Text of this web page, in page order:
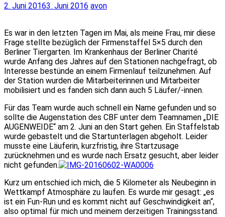
2. Juni 20163. Juni 2016 avon
Es war in den letzten Tagen im Mai, als meine Frau, mir diese
Frage stellte bezüglich der Firmenstaffel 5×5 durch den
Berliner Tiergarten. Im Krankenhaus der Berliner Charité
wurde Anfang des Jahres auf den Stationen nachgefragt, ob
Interesse bestünde an einem Firmenlauf teilzunehmen. Auf
der Station wurden die Mitarbeiterinnen und Mitarbeiter
mobilisiert und es fanden sich dann auch 5 Läufer/-innen.
Für das Team wurde auch schnell ein Name gefunden und so
sollte die Augenstation des CBF unter dem Teamnamen „DIE
AUGENWEIDE“ am 2. Juni an den Start gehen. Ein Staffelstab
wurde gebastelt und die Startunterlagen abgeholt. Leider
musste eine Läuferin, kurzfristig, ihre Startzusage
zurücknehmen und es wurde nach Ersatz gesucht, aber leider
nicht gefunden.
Kurz um entschied ich mich, die 5 Kilometer als Neubeginn in
Wettkampf Atmosphäre zu laufen. Es wurde mir gesagt: „es
ist ein Fun-Run und es kommt nicht auf Geschwindigkeit an“,
also optimal für mich und meinem derzeitigen Trainingsstand.